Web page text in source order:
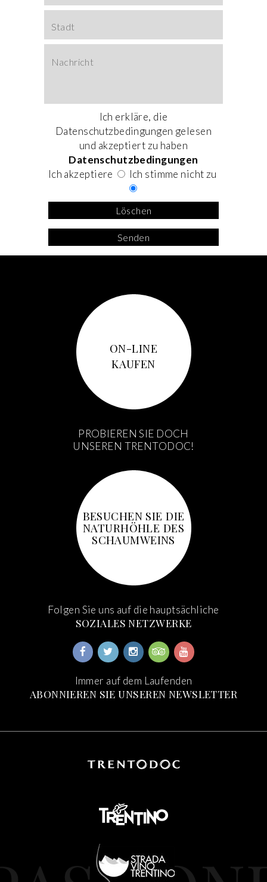
Ich erkläre, die
Datenschutzbedingungen gelesen
und akzeptiert zu haben
Datenschutzbedingungen
Ich akzeptiere
Ich stimme nicht zu
ON-LINE
KAUFEN
PROBIEREN SIE DOCH
UNSEREN TRENTODOC!
BESUCHEN SIE DIE
NATURHÖHLE DES
SCHAUMWEINS
Folgen Sie uns auf die hauptsächliche
SOZIALES NETZWERKE
Immer auf dem Laufenden
ABONNIEREN SIE UNSEREN NEWSLETTER